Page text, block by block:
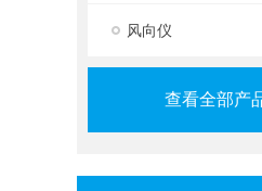
风向仪
查看全部产